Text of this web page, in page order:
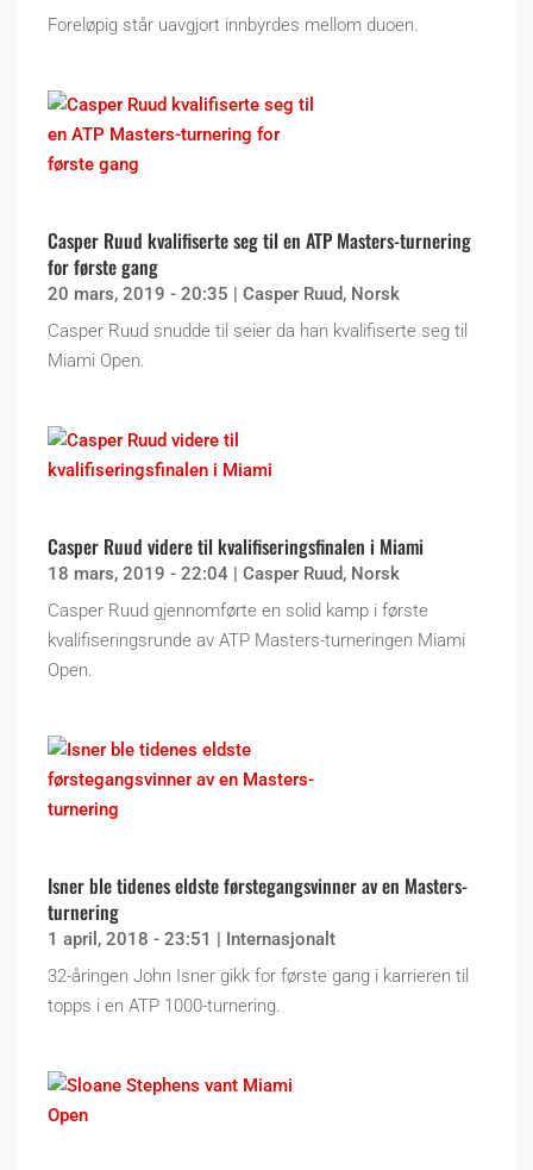
Foreløpig står uavgjort innbyrdes mellom duoen.
Casper Ruud kvalifiserte seg til en ATP Masters-turnering
for første gang
20 mars, 2019 - 20:35 | Casper Ruud, Norsk
Casper Ruud snudde til seier da han kvalifiserte seg til
Miami Open.
Casper Ruud videre til kvalifiseringsfinalen i Miami
18 mars, 2019 - 22:04 | Casper Ruud, Norsk
Casper Ruud gjennomførte en solid kamp i første
kvalifiseringsrunde av ATP Masters-turneringen Miami
Open.
Isner ble tidenes eldste førstegangsvinner av en Masters-
turnering
1 april, 2018 - 23:51 | Internasjonalt
32-åringen John Isner gikk for første gang i karrieren til
topps i en ATP 1000-turnering.